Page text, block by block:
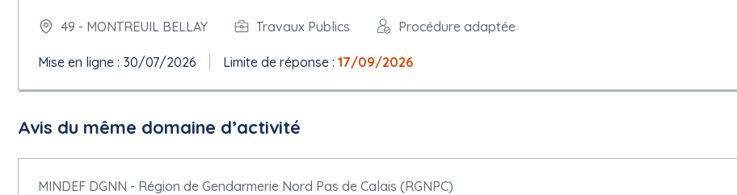
49 - MONTREUIL BELLAY Travaux Publics Procédure adaptée
Mise en ligne : 30/07/2026 Limite de réponse : 17/09/2026
Avis du même domaine d’activité
MINDEF DGNN - Région de Gendarmerie Nord Pas de Calais (RGNPC)